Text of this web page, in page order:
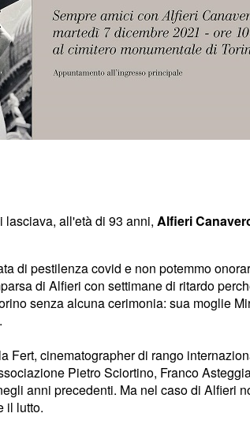
lasciava, all'età di 93 anni, Alfieri
di pestilenza covid e non potemmo
di Alfieri con settimane di ritardo
senza alcuna cerimonia: sua moglie
Fert, cinematographer di rango
Pietro Sciortino, Franco
anni precedenti. Ma nel caso di Alfieri
il lutto.